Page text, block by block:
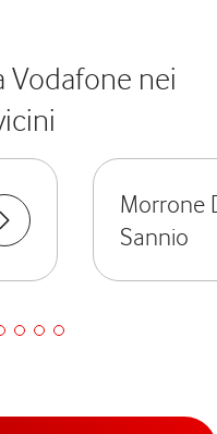
Vodafone nei
Morrone
Sannio